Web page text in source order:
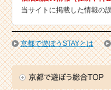
当サイトに掲載した情報の
京都で遊ぼうSTAYとは